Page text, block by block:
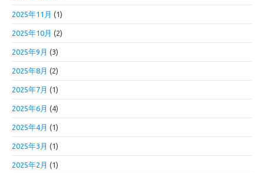
2025年11月 (1)
2025年10月 (2)
2025年9月 (3)
2025年8月 (2)
2025年7月 (1)
2025年6月 (4)
2025年4月 (1)
2025年3月 (1)
2025年2月 (1)